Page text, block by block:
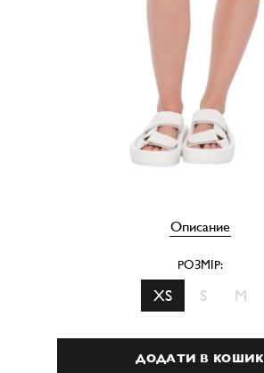
Описание
РОЗМІР:
XS S M
ДОДАТИ В КОШИК